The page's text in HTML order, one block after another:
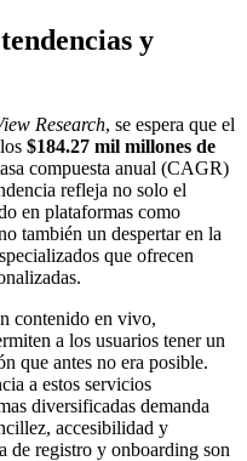
y
Research, se espera que el
$184.27 mil millones de
compuesta anual (CAGR)
refleja no solo el
en plataformas como
también un despertar en la
que ofrecen
contenido en vivo,
a los usuarios tener un
que antes no era posible.
a estos servicios
diversificadas demanda
accesibilidad y
de registro y onboarding son